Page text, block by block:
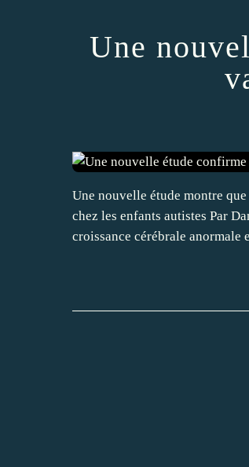
Une
Une nouvelle étude montre
chez les enfants autistes Par
croissance cérébrale anormale